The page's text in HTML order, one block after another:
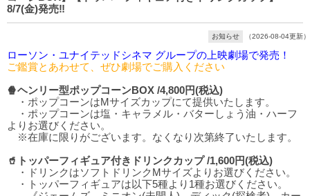
8/7(金)発売‼️
お知らせ （2026-08-04更新）
ローソン・ユナイテッドシネマ グループの上映劇場で発売！
ご鑑賞とあわせて、ぜひ劇場でご購入ください
🍿ヘンリー型ポップコーンBOX /4,800円(税込)
・ポップコーンはMサイズカップにて提供いたします。
・ポップコーンは塩・キャラメル・バターしょう油・ハーフ
よりお選びください。
※在庫に限りがございます。なくなり次第終了いたします。
🥤トッパーフィギュア付きドリンクカップ /1,600円(税込)
・ドリンクはソフトドリンクMサイズよりお選びください。
・トッパーフィギュアは以下5種より1種お選びください。